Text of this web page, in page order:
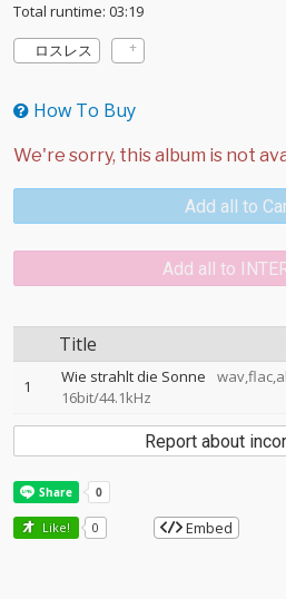
Total runtime: 03:19
ロスレス
How To Buy
Add all to
Add all to
Title
1 Wie strahlt die Sonne
16bit/44.1kHz
Report about
Like! 0 Embed